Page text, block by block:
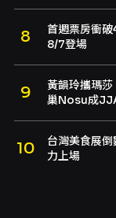
首週票房衝
8/7登場
黃韻玲攜瑪
巢Nosu成
台灣美食展
力上場